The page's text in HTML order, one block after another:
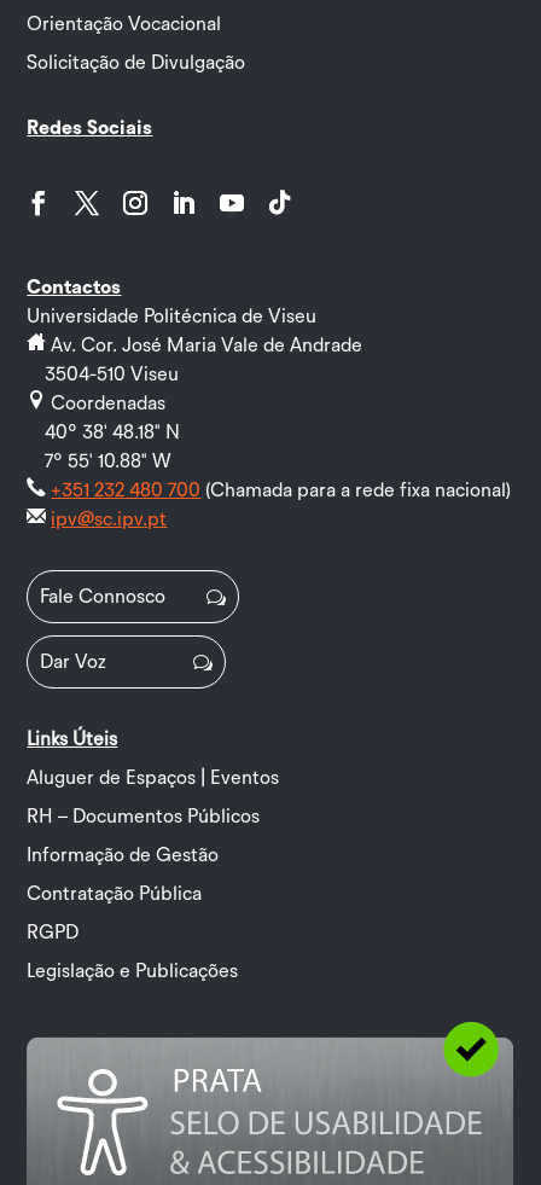
Orientação Vocacional
Solicitação de Divulgação
Redes Sociais
Contactos
Universidade Politécnica de Viseu
Av. Cor. José Maria Vale de Andrade
3504-510 Viseu
Coordenadas
40º 38' 48.18" N
7º 55' 10.88" W
+351 232 480 700 (Chamada para a rede fixa nacional)
ipv@sc.ipv.pt
Fale Connosco
Dar Voz
Links Úteis
Aluguer de Espaços | Eventos
RH – Documentos Públicos
Informação de Gestão
Contratação Pública
RGPD
Legislação e Publicações